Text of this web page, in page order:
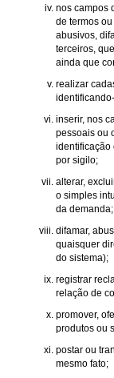
nos campos
de termos
abusivos,
terceiros,
ainda que
realizar
inserir, nos
pessoais ou
identificação
por sigilo;
alterar,
o simples
da demanda;
difamar,
quaisquer
do sistema);
registrar
relação de
promover,
produtos ou
postar ou
mesmo fato;